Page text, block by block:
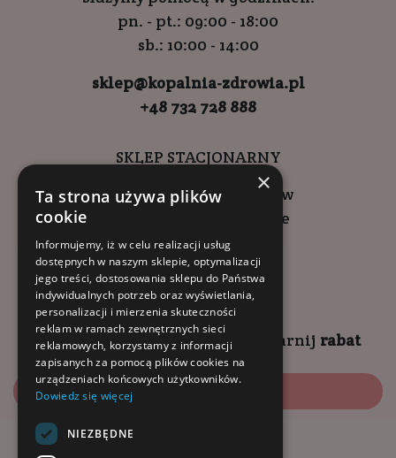
pn. - pt.: 09:00 - 18:00
sb.: 10:00 - 14:00
sklep@kopalnia-zdrowia.pl
+48 732 728 888
SKLEP STACJONARNY
ul. Wadowicka 6, Kraków
Kompleks Buma Square
godziny otwarcia:
9:00 - 18:00 (pon-pt)
10:00 - 14:00 (sob)
Zapisz się naNEWSLETTER zgarnij rabat
Zapisz się
×
Ta strona używa plików
cookie
Informujemy, iż w celu realizacji usług
dostępnych w naszym sklepie, optymalizacji
jego treści, dostosowania sklepu do Państwa
indywidualnych potrzeb oraz wyświetlania,
personalizacji i mierzenia skuteczności
reklam w ramach zewnętrznych sieci
reklamowych, korzystamy z informacji
zapisanych za pomocą plików cookies na
urządzeniach końcowych użytkowników.
Dowiedz się więcej
NIEZBĘDNE